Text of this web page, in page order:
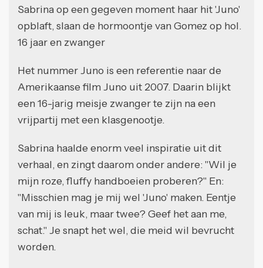
Sabrina op een gegeven moment haar hit 'Juno'
opblaft, slaan de hormoontje van Gomez op hol.
16 jaar en zwanger
Het nummer Juno is een referentie naar de
Amerikaanse film Juno uit 2007. Daarin blijkt
een 16-jarig meisje zwanger te zijn na een
vrijpartij met een klasgenootje.
Sabrina haalde enorm veel inspiratie uit dit
verhaal, en zingt daarom onder andere: "Wil je
mijn roze, fluffy handboeien proberen?" En:
"Misschien mag je mij wel 'Juno' maken. Eentje
van mij is leuk, maar twee? Geef het aan me,
schat." Je snapt het wel, die meid wil bevrucht
worden.